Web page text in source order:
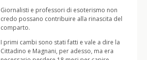
Giornalisti e professori di esoterismo non
credo possano contribuire alla rinascita del
comparto.
I primi cambi sono stati fatti e vale a dire la
Cittadino e Magnani, per adesso, ma era